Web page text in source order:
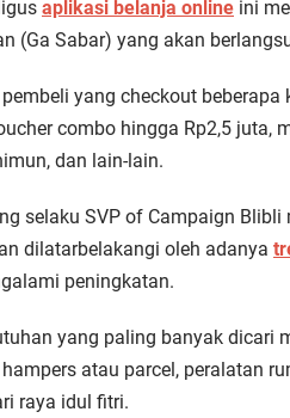
aplikasi belanja online ini
(Ga Sabar) yang akan
yang checkout
combo hingga Rp2,5
dan lain-lain.
selaku SVP of Campaign
dilatarbelakangi oleh adanya
peningkatan.
yang paling banyak dicari
atau parcel, peralatan
raya idul fitri.